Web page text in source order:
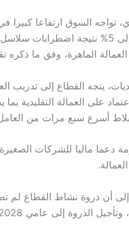
تواجه السوق ارتفاعا
من زيادات تصل إلى 5% نتيجة
الماهرة، وفق ما ذكره
يتجه القطاع إلى تدريب
على العمالة التقليدية
أسرع سبع مرات من
دعما ماليا للشركات الصغيرة